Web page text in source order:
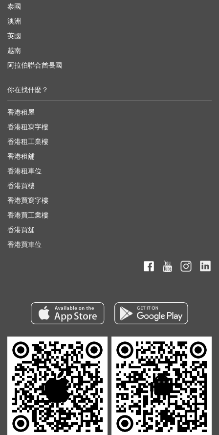
泰國
澳洲
英國
越南
阿拉伯聯合酋長國
你在找什麼？
香港租屋
香港租寫字樓
香港租工業樓
香港租舖
香港租車位
香港買樓
香港買寫字樓
香港買工業樓
香港買舖
香港買車位